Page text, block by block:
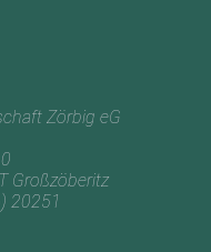
Zörbig eG
Großzöberitz
20251